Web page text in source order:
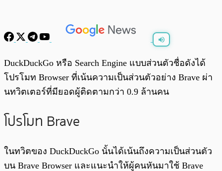
0:00 /0:00
DuckDuckGo หรือ Search Engine แบบส่วนตัวชื่อดังได้
โปรโมท Browser ที่เน้นความเป็นส่วนตัวอย่าง Brave ผ่า
นทวิตเตอร์ที่มียอดผู้ติดตามกว่า 0.9 ล้านคน
โปรโมท Brave
ในทวิตของ DuckDuckGo นั้นได้เน้นถึงความเป็นส่วนตัว
บน Brave Browser และแนะนำให้ผู้คนหันมาใช้ Brave